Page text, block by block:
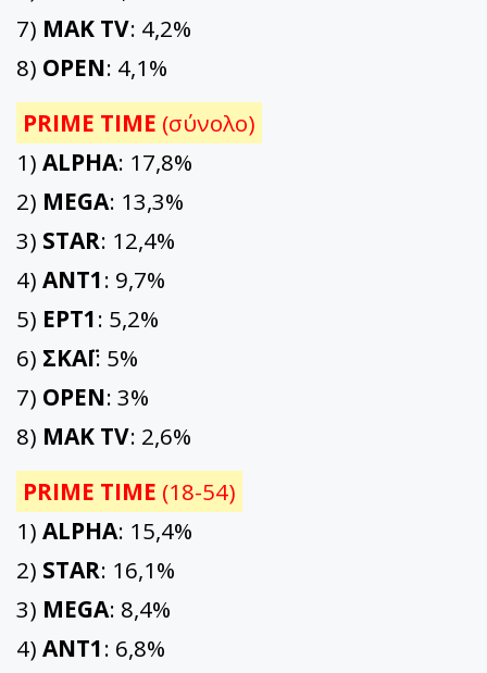
7) ΜΑΚ TV: 4,2%
8) OPEN: 4,1%
PRIME TIME (σύνολο)
1) ALPHA: 17,8%
2) MEGA: 13,3%
3) STAR: 12,4%
4) ΑΝΤ1: 9,7%
5) ΕΡΤ1: 5,2%
6) ΣΚΑΪ: 5%
7) OPEN: 3%
8) ΜΑΚ TV: 2,6%
PRIME TIME (18-54)
1) ALPHA: 15,4%
2) STAR: 16,1%
3) MEGA: 8,4%
4) ΑΝΤ1: 6,8%